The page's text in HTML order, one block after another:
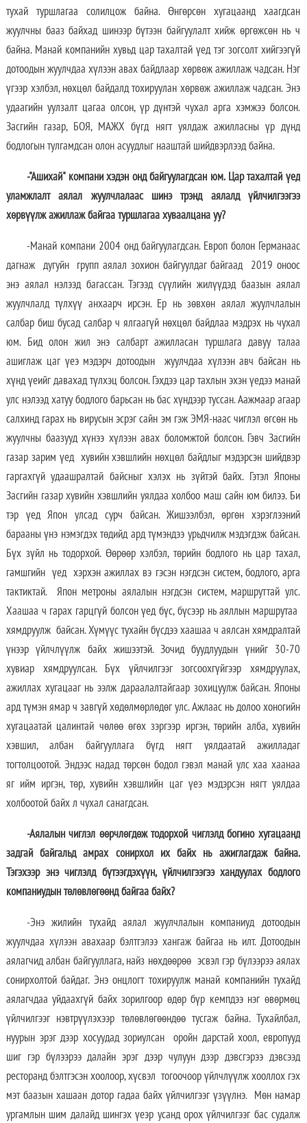
тухай туршлагаа солилцож байна. Өнгөрсөн хугацаанд хаагдсан
жуулчны бааз байхад шинээр бүтээн байгуулалт хийж өргөжсөн нь ч
байна. Манай компанийн хувьд цар тахалтай үед тэг зогсолт хийгээгүй
дотоодын жуулчдаа хүлээн авах байдлаар хөрвөж ажиллаж чадсан. Нэг
үгээр хэлбэл, нөхцөл байдалд тохируулан хөрвөж ажиллаж чадсан. Энэ
удаагийн уулзалт цагаа олсон, үр дүнтэй чухал арга хэмжээ болсон.
Засгийн газар, БОЯ, МАЖХ бүгд нягт уялдаж ажилласны үр дүнд
бодлогын тулгамдсан олон асуудлыг нааштай шийдвэрлээд байна.
-"Ашихай" компани хэдэн онд байгуулагдсан юм. Цар тахалтай үед
уламжлалт аялал жуулчлалаас шинэ трэнд аялалд үйлчилгээгээ
хөрвүүлж ажиллаж байгаа туршлагаа хуваалцана уу?
-Манай компани 2004 онд байгуулагдсан. Европ болон Германаас
дагнаж дугуйн групп аялал зохион байгуулдаг байгаад 2019 оноос
энэ аялал нэлээд багассан. Тэгээд сүүлийн жилүүдэд баазын аялал
жуулчлалд түлхүү анхаарч ирсэн. Ер нь зөвхөн аялал жуулчлалын
салбар биш бусад салбар ч ялгаагүй нөхцөл байдлаа мэдрэх нь чухал
юм. Бид олон жил энэ салбарт ажилласан туршлага давуу талаа
ашиглаж цаг үеэ мэдэрч дотоодын жуулчдаа хүлээн авч байсан нь
хүнд үеийг давахад түлхэц болсон. Гэхдээ цар тахлын эхэн үедээ манай
улс нэлээд хатуу бодлого барьсан нь бас хүндээр туссан. Аажмаар агаар
салхинд гарах нь вирусын эсрэг сайн эм гэж ЭМЯ-наас чиглэл өгсөн нь
жуулчны баазууд хүнээ хүлээн авах боломжтой болсон. Гэвч Засгийн
газар зарим үед хувийн хэвшлийн нөхцөл байдлыг мэдэрсэн шийдвэр
гаргахгүй удаашралтай байсныг хэлэх нь зүйтэй байх. Гэтэл Японы
Засгийн газар хувийн хэвшлийн уялдаа холбоо маш сайн юм билээ. Би
тэр үед Япон улсад сурч байсан. Жишээлбэл, өргөн хэрэглээний
барааны үнэ нэмэгдэх төдийд ард түмэндээ урьдчилж мэдэгдэж байсан.
Бүх зүйл нь тодорхой. Өөрөөр хэлбэл, төрийн бодлого нь цар тахал,
гамшгийн үед хэрхэн ажиллах вэ гэсэн нэгдсэн систем, бодлого, арга
тактиктай. Япон метроны аялалын нэгдсэн систем, маршруттай улс.
Хаашаа ч гарах гарцгүй болсон үед бүс, бүсээр нь аяллын маршрутаа
хямдруулж байсан. Хүмүүс тухайн бүсдээ хаашаа ч аялсан хямдралтай
үнээр үйлчлүүлж байх жишээтэй. Зочид буудлуудын үнийг 30-70
хувиар хямдруулсан. Бүх үйлчилгээг зогсоохгүйгээр хямдруулах,
ажиллах хугацааг нь ээлж дараалалтайгаар зохицуулж байсан. Японы
ард түмэн ямар ч завгүй хөдөлмөрлөдөг улс. Ажлаас нь долоо хоногийн
хугацаатай цалинтай чөлөө өгөх зэргээр иргэн, төрийн алба, хувийн
хэвшил, албан байгууллага бүгд нягт уялдаатай ажилладаг
тогтолцоотой. Эндээс надад төрсөн бодол гэвэл манай улс хаа хаанаа
яг ийм иргэн, төр, хувийн хэвшлийн цаг үеэ мэдэрсэн нягт уялдаа
холбоотой байх л чухал санагдсан.
-Аялалын чиглэл өөрчлөгдөж тодорхой чиглэлд богино хугацаанд
задгай байгальд амрах сонирхол их байх нь ажиглагдаж байна.
Тэгэхээр энэ чиглэлд бүтээгдэхүүн, үйлчилгээгээ хандуулах бодлого
компаниудын төлөвлөгөөнд байгаа байх?
-Энэ жилийн тухайд аялал жуулчлалын компаниуд дотоодын
жуулчдаа хүлээн авахаар бэлтгэлээ хангаж байгаа нь илт. Дотоодын
аялагчид албан байгууллага, найз нөхдөөрөө эсвэл гэр бүлээрээ аялах
сонирхолтой байдаг. Энэ онцлогт тохируулж манай компанийн тухайд
аялагчдаа уйдаахгүй байх зорилгоор өдөр бүр кемпдээ нэг өвөрмөц
үйлчилгээг нэвтрүүлэхээр төлөвлөгөөндөө тусгаж байна. Тухайлбал,
нуурын эрэг дээр хосуудад зориулсан оройн дарстай хоол, европууд
шиг гэр бүлээрээ далайн эрэг дээр чулуун дээр дэвсгэрээ дэвсээд
ресторанд бэлтгэсэн хоолоор, хүсвэл тогоочоор үйлчлүүлж хооллох гэх
мэт баазын хашаан дотор гадаа байх үйлчилгээг үзүүлнэ. Мөн намар
ургамлын шим далайд шингэх үеэр усанд орох үйлчилгээг бас судалж